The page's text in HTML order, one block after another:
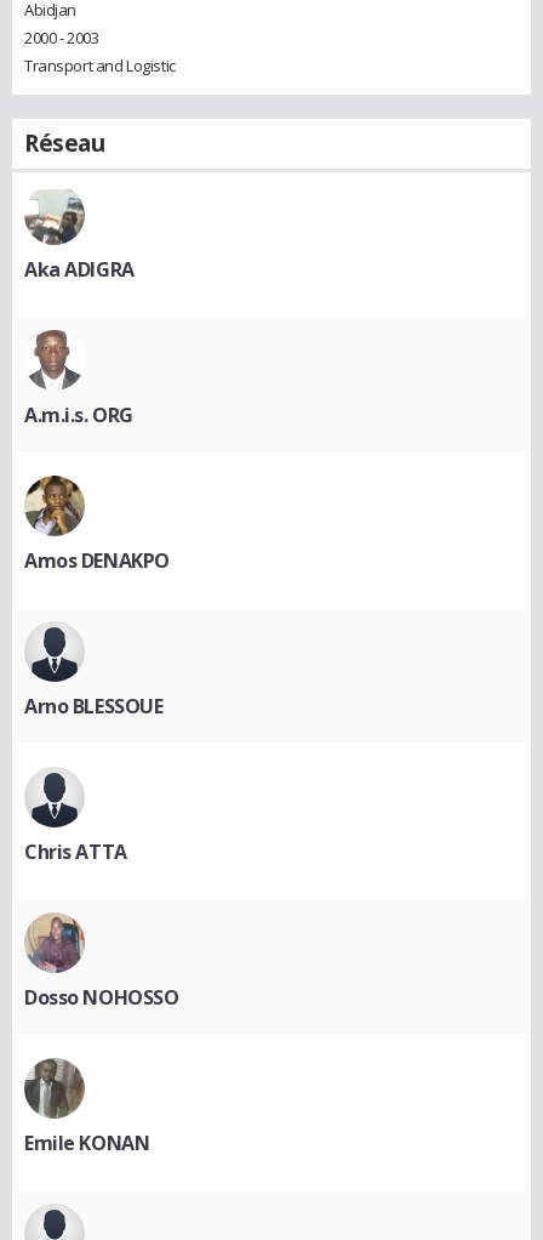
Abidjan
2000 - 2003
Transport and Logistic
Réseau
Aka ADIGRA
A.m.i.s. ORG
Amos DENAKPO
Arno BLESSOUE
Chris ATTA
Dosso NOHOSSO
Emile KONAN